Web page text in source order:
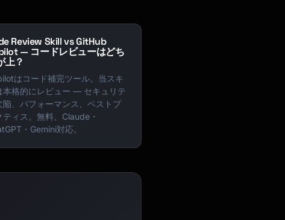
Review Skill vs GitHub
— コードレビューはどち
上？
はコード補完ツール。当スキ
本格的にレビュー — セキュリテ
陥、パフォーマンス、ベストプ
ティス。無料、Claude・
・Gemini対応。